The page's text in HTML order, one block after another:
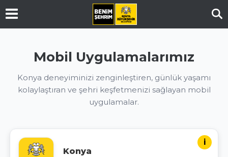
Mobil Uygulamalarımız
Konya deneyiminizi zenginleştiren, günlük yaşamı
kolaylaştıran ve şehri keşfetmenizi sağlayan mobil
uygulamalar.
i
Konya